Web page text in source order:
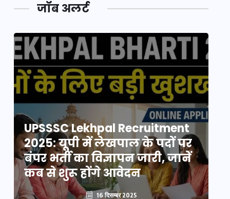
जॉब अलर्ट
UPSSSC Lekhpal Recruitment
2025: यूपी में लेखपाल के पदों पर
बंपर भर्ती का विज्ञापन जारी, जानें
कब से शुरू होंगे आवेदन
16 दिसम्बर 2025